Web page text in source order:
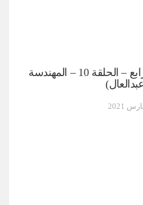
نون المنامة | الموسم الرابع – الحلقة 10 – المهندسة